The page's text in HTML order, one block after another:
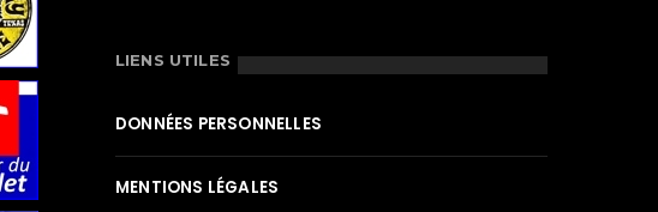
LIENS UTILES
DONNÉES PERSONNELLES
MENTIONS LÉGALES